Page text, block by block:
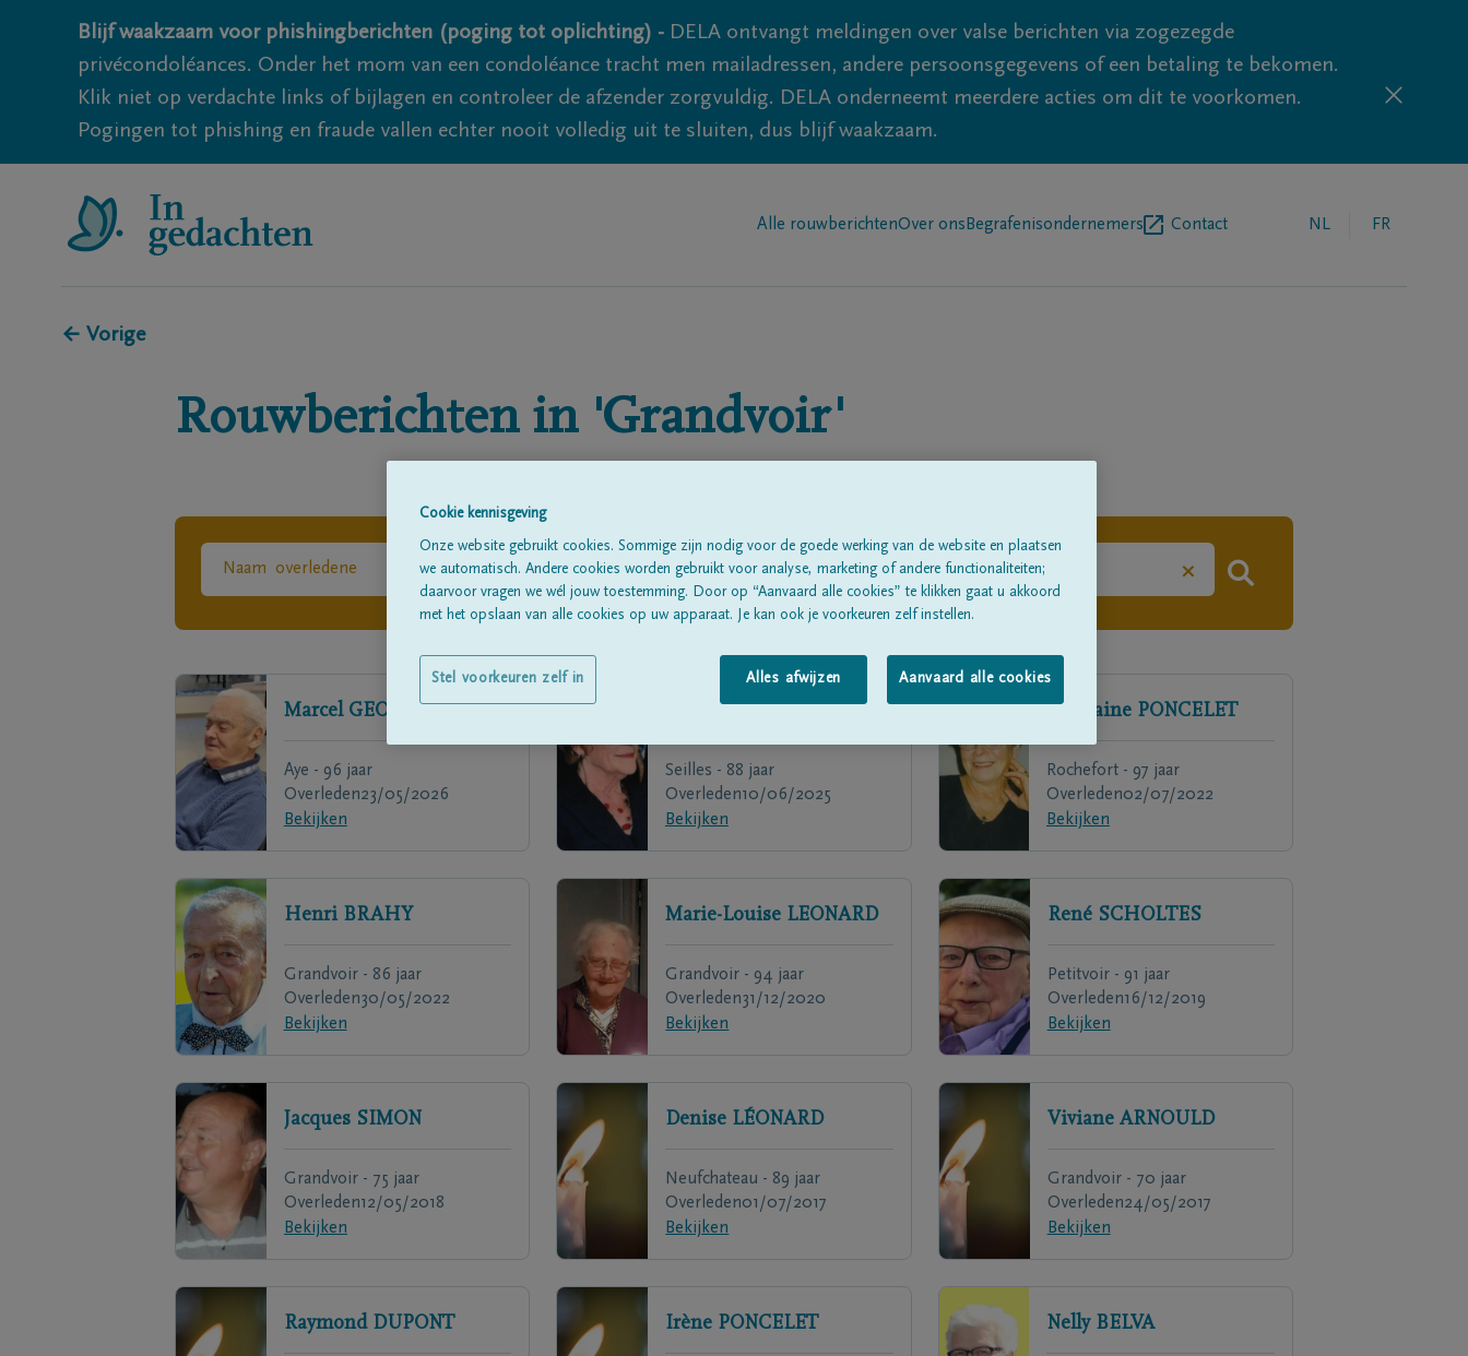
Blijf waakzaam voor phishingberichten (poging tot oplichting) - DELA ontvangt meldingen over valse berichten via zogezegde
privécondoléances. Onder het mom van een condoléance tracht men mailadressen, andere persoonsgegevens of een betaling te bekomen.
Klik niet op verdachte links of bijlagen en controleer de afzender zorgvuldig. DELA onderneemt meerdere acties om dit te voorkomen.
Pogingen tot phishing en fraude vallen echter nooit volledig uit te sluiten, dus blijf waakzaam.
Alle rouwberichtenOver ons Begrafenisondernemers Contact NL FR
← Vorige
Rouwberichten in 'Grandvoir'
×
Marcel GEORGES
Aye - 96 jaar
Overleden23/05/2026
Bekijken
Seilles - 88 jaar
Overleden10/06/2025
Bekijken
Ghislaine PONCELET
Rochefort - 97 jaar
Overleden02/07/2022
Bekijken
Henri BRAHY
Grandvoir - 86 jaar
Overleden30/05/2022
Bekijken
Marie-Louise LEONARD
Grandvoir - 94 jaar
Overleden31/12/2020
Bekijken
René SCHOLTES
Petitvoir - 91 jaar
Overleden16/12/2019
Bekijken
Jacques SIMON
Grandvoir - 75 jaar
Overleden12/05/2018
Bekijken
Denise LÉONARD
Neufchateau - 89 jaar
Overleden01/07/2017
Bekijken
Viviane ARNOULD
Grandvoir - 70 jaar
Overleden24/05/2017
Bekijken
Raymond DUPONT Irène PONCELET Nelly BELVA
Cookie kennisgeving
Onze website gebruikt cookies. Sommige zijn nodig voor de goede werking van de website en plaatsen
we automatisch. Andere cookies worden gebruikt voor analyse, marketing of andere functionaliteiten;
daarvoor vragen we wél jouw toestemming. Door op “Aanvaard alle cookies” te klikken gaat u akkoord
met het opslaan van alle cookies op uw apparaat. Je kan ook je voorkeuren zelf instellen.
Alles afwijzen Aanvaard alle cookies
Stel voorkeuren zelf in